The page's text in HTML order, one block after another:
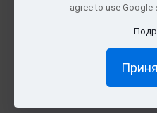
Все права защищены. ©
agree to use Google